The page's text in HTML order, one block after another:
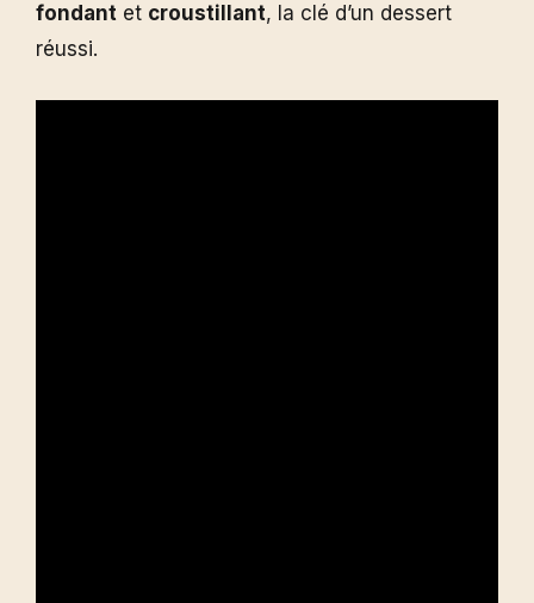
fondant et croustillant, la clé d’un dessert
réussi.